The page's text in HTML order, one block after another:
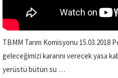
TBMM Tarım Komisyonu 15.03.2018
geleceğimizi kararını verecek yasa
yerüstü bütün su …